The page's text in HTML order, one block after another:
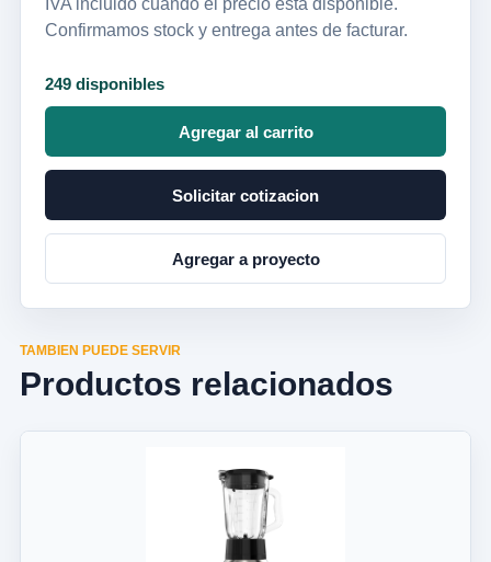
IVA incluido cuando el precio esta disponible.
Confirmamos stock y entrega antes de facturar.
249 disponibles
Agregar al carrito
Solicitar cotizacion
Agregar a proyecto
TAMBIEN PUEDE SERVIR
Productos relacionados